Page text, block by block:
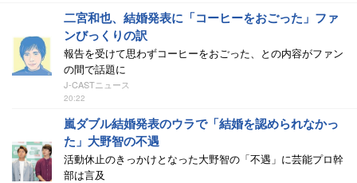
二宮和也、結婚発表に「コーヒーをおごった」ファ
ンびっくりの訳
報告を受けて思わずコーヒーをおごった、との内容がファン
の間で話題に
J-CASTニュース
20:22
嵐ダブル結婚発表のウラで「結婚を認められなかっ
た」大野智の不遇
活動休止のきっかけとなった大野智の「不遇」に芸能プロ幹
部は言及